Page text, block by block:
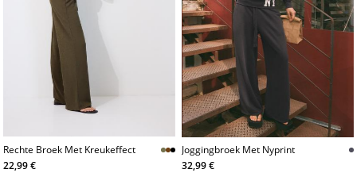
Rechte Broek Met Kreukeffect
22,99 €
Joggingbroek Met Nyprint
32,99 €